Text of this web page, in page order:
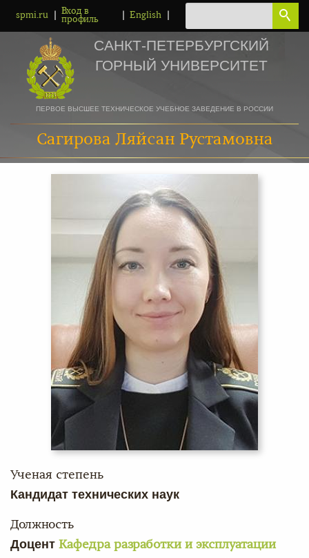
spmi.ru
Вход в
профиль
English
САНКТ-ПЕТЕРБУРГСКИЙ
ГОРНЫЙ УНИВЕРСИТЕТ
ПЕРВОЕ ВЫСШЕЕ ТЕХНИЧЕСКОЕ УЧЕБНОЕ ЗАВЕДЕНИЕ В РОССИИ
Сагирова Ляйсан Рустамовна
Ученая степень
Кандидат технических наук
Должность
Доцент Кафедра разработки и эксплуатации